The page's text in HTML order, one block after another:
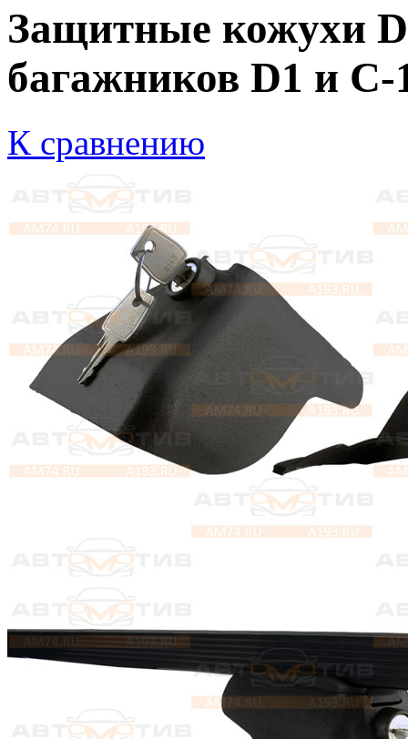
Защитные кожухи
багажников D1 и
К сравнению